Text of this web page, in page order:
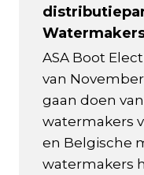
ASA Boot
van
gaan doen
watermakers
en Belgische
watermakers